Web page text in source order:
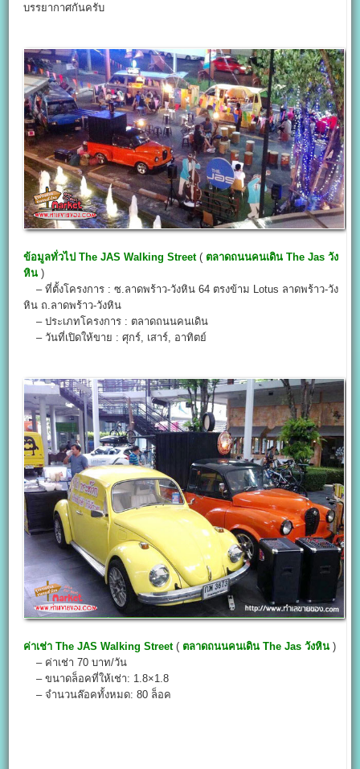
บรรยากาศกันครับ
ข้อมูลทั่วไป The JAS Walking Street( ตลาดถนนคนเดิน The Jas วัง
หิน )
– ที่ตั้งโครงการ : ซ.ลาดพร้าว-วังหิน 64 ตรงข้าม Lotus ลาดพร้าว-วัง
หิน ถ.ลาดพร้าว-วังหิน
– ประเภทโครงการ : ตลาดถนนคนเดิน
– วันที่เปิดให้ขาย : ศุกร์, เสาร์, อาทิตย์
ค่าเช่า The JAS Walking Street( ตลาดถนนคนเดิน The Jas วังหิน )
– ค่าเช่า 70 บาท/วัน
– ขนาดล็อคที่ให้เช่า: 1.8×1.8
– จำนวนล๊อคทั้งหมด: 80 ล็อค